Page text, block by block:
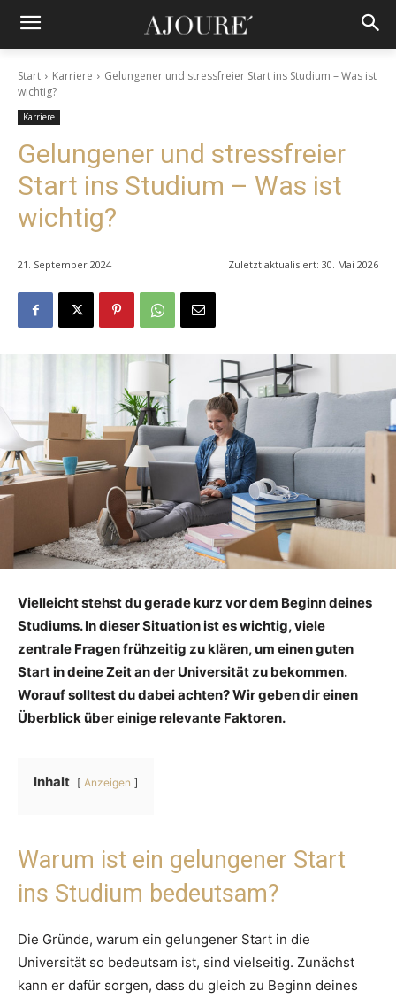
Start Karriere
Gelungener und stressfreier Start ins Studium – Was ist
wichtig?
Karriere
Gelungener und stressfreier
Start ins Studium – Was ist
wichtig?
21. September 2024 Zuletzt aktualisiert: 30. Mai 2026
Vielleicht stehst du gerade kurz vor dem Beginn deines
Studiums. In dieser Situation ist es wichtig, viele
zentrale Fragen frühzeitig zu klären, um einen guten
Start in deine Zeit an der Universität zu bekommen.
Worauf solltest du dabei achten? Wir geben dir einen
Überblick über einige relevante Faktoren.
Inhalt Anzeigen
Warum ist ein gelungener Start
ins Studium bedeutsam?
Die Gründe, warum ein gelungener Start in die
Universität so bedeutsam ist, sind vielseitig. Zunächst
kann er dafür sorgen, dass du gleich zu Beginn deines